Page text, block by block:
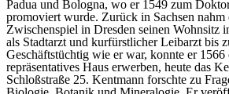
Padua und Bologna, wo er 1549 zum
promoviert wurde. Zurück in Sachsen nahm
Zwischenspiel in Dresden seinen Wohnsitz
als Stadtarzt und kurfürstlicher Leibarzt bis
Geschäftstüchtig wie er war, konnte er 1566
repräsentatives Haus erwerben, heute das
Schloßstraße 25. Kentmann forschte zu